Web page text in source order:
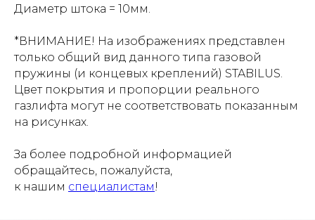
Диаметр штока = 10мм.
*ВНИМАНИЕ! На изображениях представлен
только общий вид данного типа газовой
пружины (и концевых креплений) STABILUS.
Цвет покрытия и пропорции реального
газлифта могут не соответствовать показанным
на рисунках.
За более подробной информацией
обращайтесь, пожалуйста,
к нашим специалистам!